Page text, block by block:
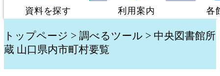
資料を探す
蔵書検索・予約
利用案内
図書館利用案内
各
トップページ > 調べるツール > 中央図書館所
蔵 山口県内市町村要覧